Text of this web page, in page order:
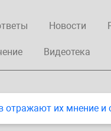
Новости
Видеотека
отражают их мнение